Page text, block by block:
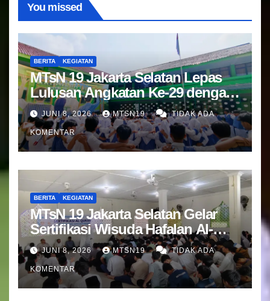
You missed
BERITA KEGIATAN
MTsN 19 Jakarta Selatan Lepas
Lulusan Angkatan Ke-29 dengan
Doa dan Harapan Terbaik
JUNI 8, 2026 MTSN19 TIDAK ADA
KOMENTAR
BERITA KEGIATAN
MTsN 19 Jakarta Selatan Gelar
Sertifikasi Wisuda Hafalan Al-
Qur’an
JUNI 8, 2026 MTSN19 TIDAK ADA
KOMENTAR